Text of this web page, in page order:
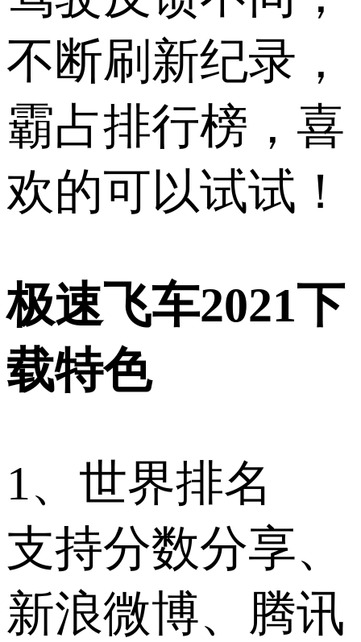
不断刷新纪录，
霸占排行榜，喜
欢的可以试试！
极速飞车2021下
载特色
1、世界排名
支持分数分享、
新浪微博、腾讯